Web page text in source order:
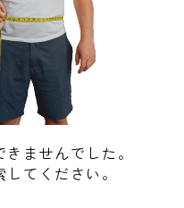
ませんでした。
てください。